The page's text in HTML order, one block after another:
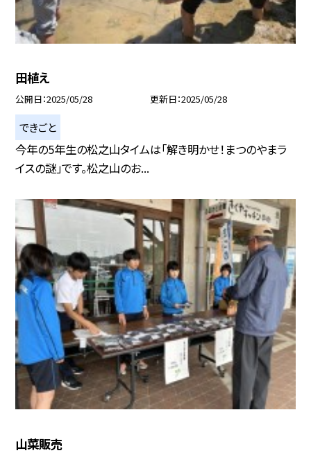
田植え
公開日 2025/05/28 更新日 2025/05/28
できごと
今年の5年生の松之山タイムは「解き明かせ！まつのやまラ
イスの謎」です。松之山のお...
山菜販売